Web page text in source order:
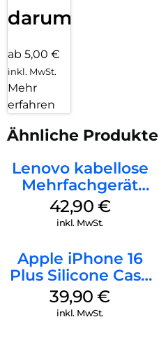
darum!
ab 5,00 €
inkl. MwSt.
Mehr
erfahren
Ähnliche Produkte
Lenovo kabellose
Mehrfachgerät
Luna Grey
42,90 €
inkl. MwSt.
Apple iPhone 16
Plus Silicone Case
MagSafe Plum
39,90€
inkl. MwSt.